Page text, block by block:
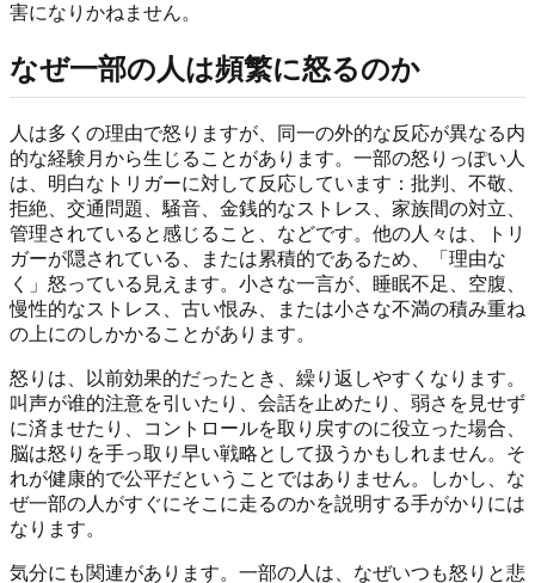
害になりかねません。
なぜ一部の人は頻繁に怒るのか
人は多くの理由で怒りますが、同一の外的な反応が異なる内
的な経験月から生じることがあります。一部の怒りっぽい人
は、明白なトリガーに対して反応しています：批判、不敬、
拒絶、交通問題、騒音、金銭的なストレス、家族間の対立、
管理されていると感じること、などです。他の人々は、トリ
ガーが隠されている、または累積的であるため、「理由な
く」怒っている見えます。小さな一言が、睡眠不足、空腹、
慢性的なストレス、古い恨み、または小さな不満の積み重ね
の上にのしかかることがあります。
怒りは、以前効果的だったとき、繰り返しやすくなります。
叫声が谁的注意を引いたり、会話を止めたり、弱さを見せず
に済ませたり、コントロールを取り戻すのに役立った場合、
脳は怒りを手っ取り早い戦略として扱うかもしれません。そ
れが健康的で公平だということではありません。しかし、な
ぜ一部の人がすぐにそこに走るのかを説明する手がかりには
なります。
気分にも関連があります。一部の人は、なぜいつも怒りと悲